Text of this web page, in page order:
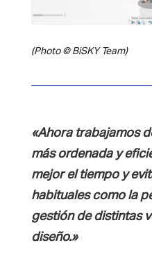
(Photo © BiSKY Team)
«Ahora trabajamos
más ordenada y
mejor el tiempo y
habituales como la
gestión de distintas
diseño.»